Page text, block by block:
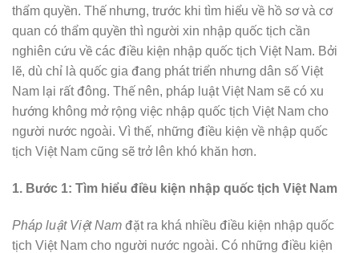
thẩm quyền. Thế nhưng, trước khi tìm hiểu về hồ sơ và cơ
quan có thẩm quyền thì người xin nhập quốc tịch cần
nghiên cứu về các điều kiện nhập quốc tịch Việt Nam. Bởi
lẽ, dù chỉ là quốc gia đang phát triển nhưng dân số Việt
Nam lại rất đông. Thế nên, pháp luật Việt Nam sẽ có xu
hướng không mở rộng việc nhập quốc tịch Việt Nam cho
người nước ngoài. Vì thế, những điều kiện về nhập quốc
tịch Việt Nam cũng sẽ trở lên khó khăn hơn.
1. Bước 1: Tìm hiểu điều kiện nhập quốc tịch Việt Nam
Pháp luật Việt Nam đặt ra khá nhiều điều kiện nhập quốc
tịch Việt Nam cho người nước ngoài. Có những điều kiện